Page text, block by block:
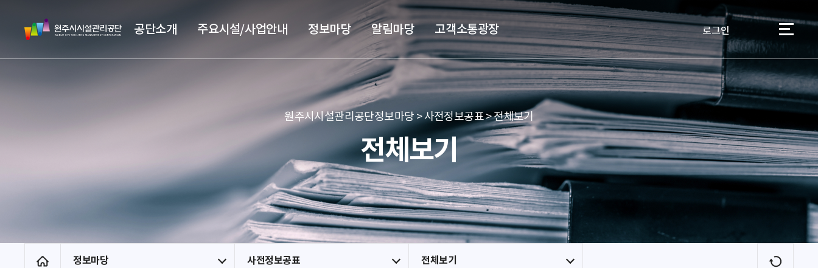
본문 바로가기
메뉴 바로가기
원
주
시
관
단
공단소개 주요시설/사업안내 정보마당 알림마당 고객소통광장 로그인 이용자
원주시시설관리공단정보마당 > 사전정보공표 > 전체보기
전체보기
홈 정보마당 사전정보공표 전체보기
새